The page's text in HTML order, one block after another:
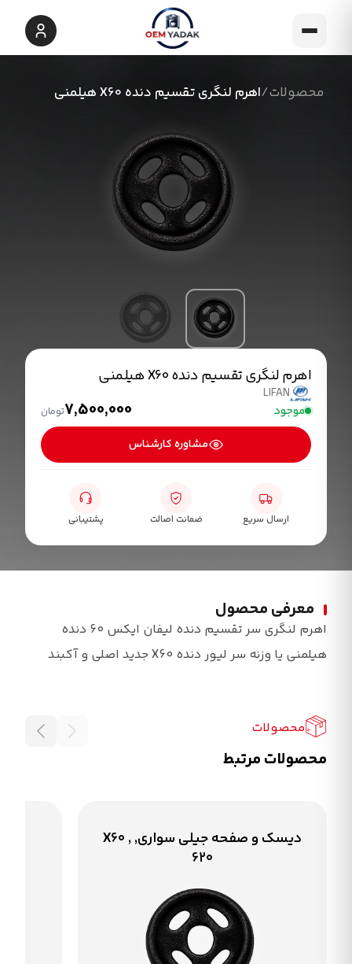
محصولات/اهرم لنگری تقسیم دنده X60 هیلمنی
اهرم لنگری تقسیم دنده X60 هیلمنی
LIFAN
موجود 7,500,000تومان
مشاوره کارشناس
ارسال سریع ضمانت اصالت پشتیبانی
معرفی محصول
اهرم لنگری سر تقسیم دنده لیفان ایکس 60 دنده
هیلمنی یا وزنه سر لیور دنده X60 جدید اصلی و آکبند
محصولات
محصولات مرتبط
دیسک و صفحه جیلی سواری, X60 ,
620